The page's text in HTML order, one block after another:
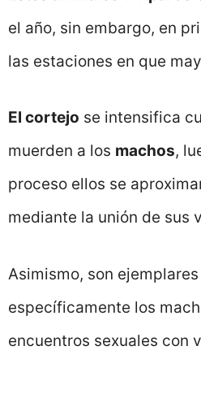
el año, sin embargo, en
las estaciones en que
El cortejo se intensifica
muerden a los machos,
proceso ellos se
mediante la unión de sus
Asimismo, son
específicamente los
encuentros sexuales con